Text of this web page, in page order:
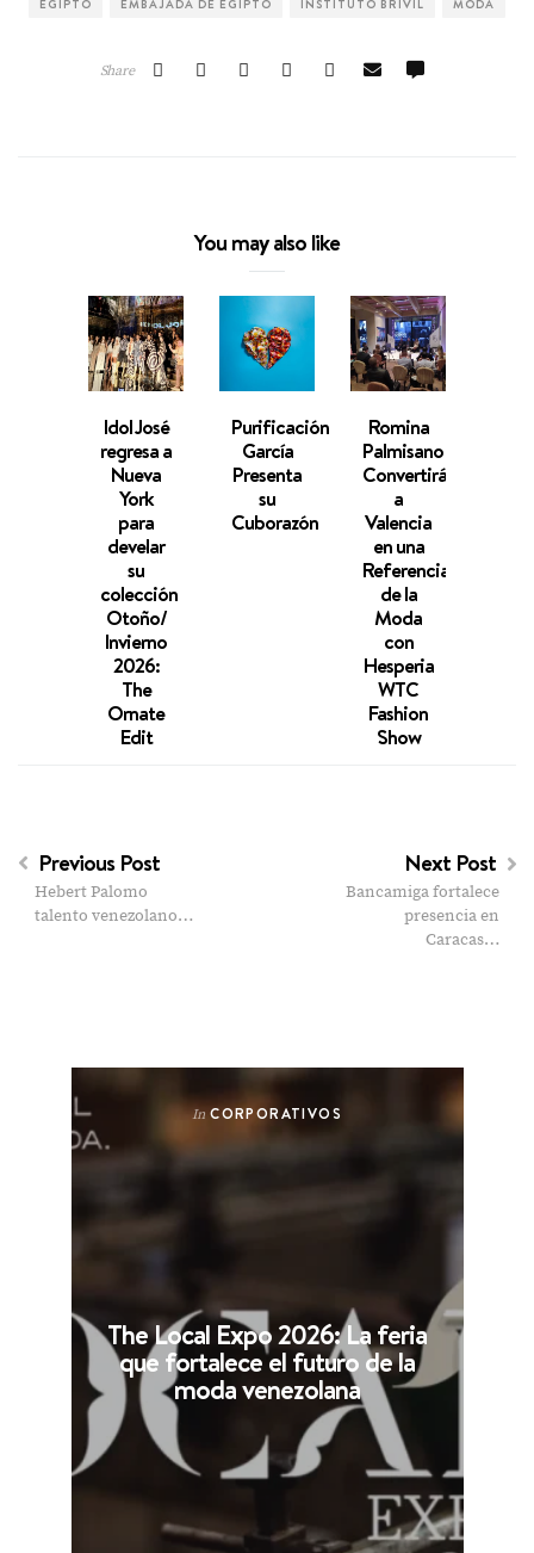
Share
You may also like
Idol José
regresa a
Nueva
York
para
develar
su
colección
Otoño/
Invierno
2026:
The
Ornate
Edit
Purificación
García
Presenta
su
Cuborazón
Romina
Palmisano
Convertirá
a
Valencia
en una
Referencia
de la
Moda
con
Hesperia
WTC
Fashion
Show
Previous Post
Hebert Palomo
talento venezolano…
Next Post
Bancamiga fortalece
presencia en
Caracas…
In CORPORATIVOS
The Local Expo 2026: La feria
que fortalece el futuro de la
moda venezolana